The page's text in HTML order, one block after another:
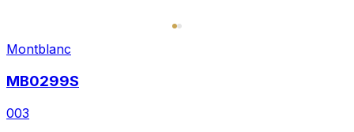
Montblanc
MB0299S
003